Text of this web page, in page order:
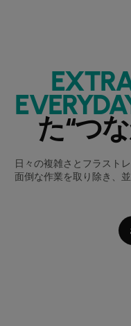
た“つ
日々の複雑さとフラスト
面倒な作業を取り除き、